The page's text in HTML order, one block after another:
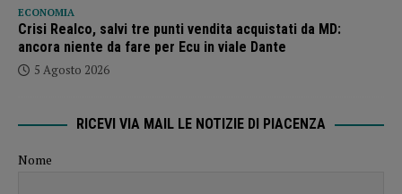
ECONOMIA
Crisi Realco, salvi tre punti vendita acquistati da MD:
ancora niente da fare per Ecu in viale Dante
5 Agosto 2026
RICEVI VIA MAIL LE NOTIZIE DI PIACENZA
Nome